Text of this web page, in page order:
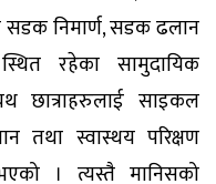
सडक निमार्ण, सडक ढलान
रहेका सामुदायिक
छात्राहरुलाई साइकल
तथा स्वास्थय परिक्षण
। त्यस्तै मानिसको